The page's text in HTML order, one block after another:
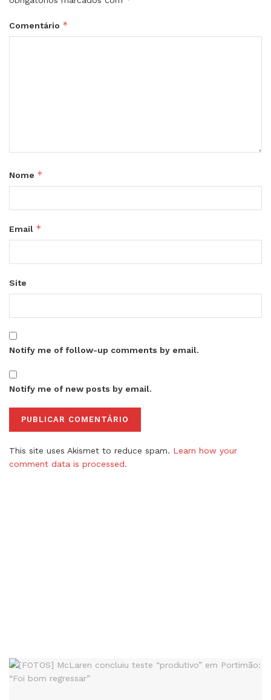
Comentário *
Nome *
Email *
Site
Notify me of follow-up comments by email.
Notify me of new posts by email.
This site uses Akismet to reduce spam. Learn how your
comment data is processed.